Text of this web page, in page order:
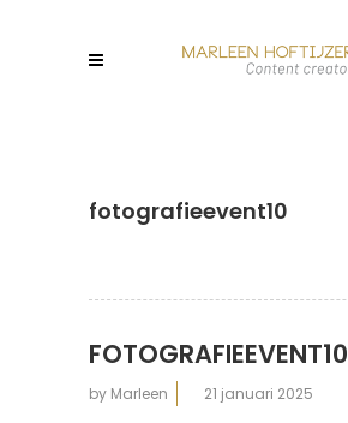
fotografieevent10
FOTOGRAFIEEVENT10
by Marleen 21 januari 2025